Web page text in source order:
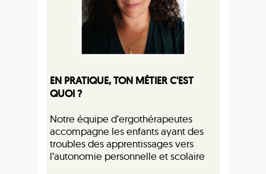
EN PRATIQUE, TON MÉTIER C'EST
QUOI ?
Notre équipe d’ergothérapeutes
accompagne les enfants ayant des
troubles des apprentissages vers
l’autonomie personnelle et scolaire